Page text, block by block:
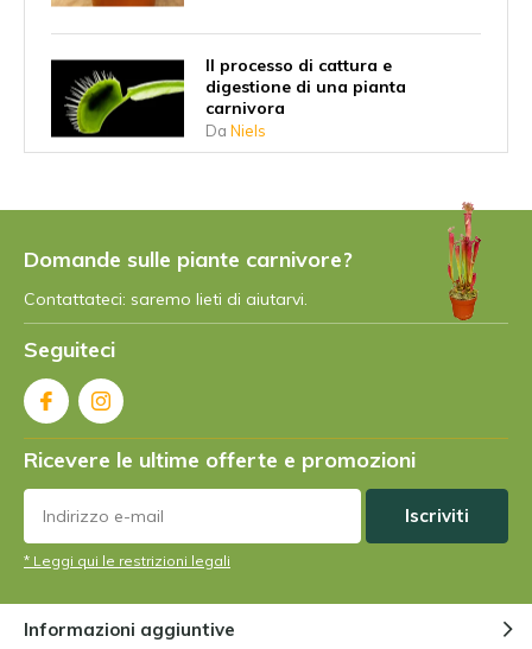
Il processo di cattura e
digestione di una pianta
carnivora
Da Niels
Perché le piante carnivore hanno
iniziato a mangiare gli insetti?
Da
Esistono piante carnivore
vegetariane?
Venere?
DaNiels Cox
Domande sulle piante carnivore?
Contattateci: saremo lieti di aiutarvi.
Seguiteci
Ricevere le ultime offerte e promozioni
Iscriviti
* Leggi qui le restrizioni legali
Informazioni aggiuntive